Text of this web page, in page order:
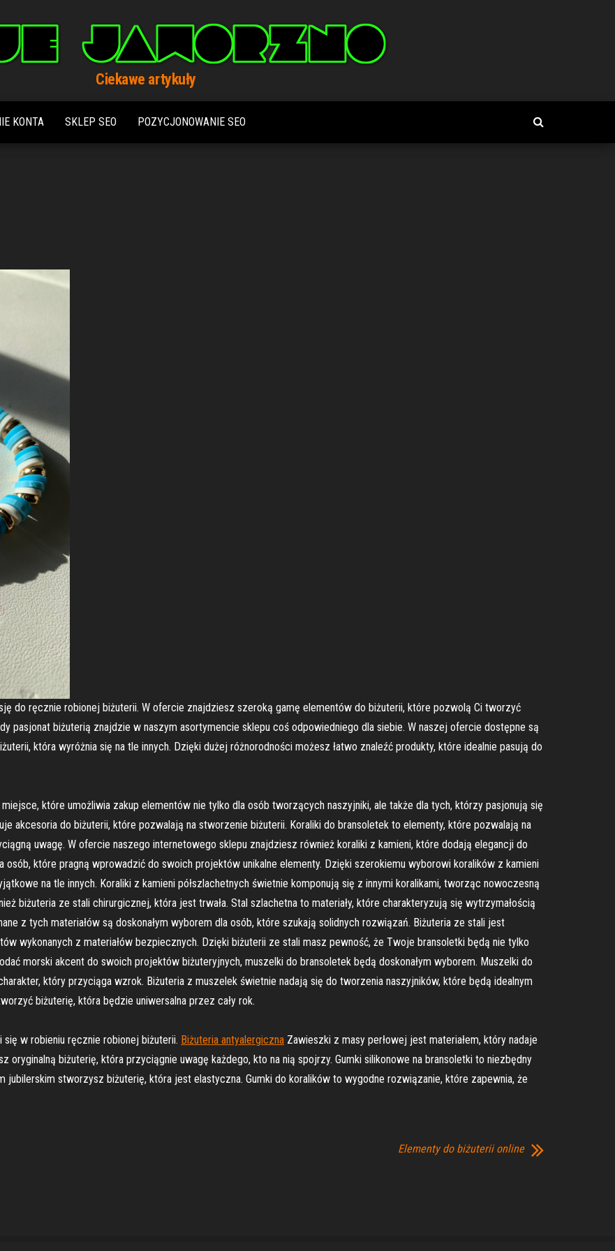
Ciekawe artykuły
KONTA SKLEP SEO POZYCJONOWANIE SEO
do ręcznie robionej biżuterii. W ofercie znajdziesz szeroką gamę elementów do biżuterii, które pozwolą Ci tworzyć
pasjonat biżuterią znajdzie w naszym asortymencie sklepu coś odpowiedniego dla siebie. W naszej ofercie dostępne są
która wyróżnia się na tle innych. Dzięki dużej różnorodności możesz łatwo znaleźć produkty, które idealnie pasują do
które umożliwia zakup elementów nie tylko dla osób tworzących naszyjniki, ale także dla tych, którzy pasjonują się
akcesoria do biżuterii, które pozwalają na stworzenie biżuterii. Koraliki do bransoletek to elementy, które pozwalają na
uwagę. W ofercie naszego internetowego sklepu znajdziesz również koraliki z kamieni, które dodają elegancji do
osób, które pragną wprowadzić do swoich projektów unikalne elementy. Dzięki szerokiemu wyborowi koralików z kamieni
na tle innych. Koraliki z kamieni półszlachetnych świetnie komponują się z innymi koralikami, tworząc nowoczesną
biżuteria ze stali chirurgicznej, która jest trwała. Stal szlachetna to materiały, które charakteryzują się wytrzymałością
z tych materiałów są doskonałym wyborem dla osób, które szukają solidnych rozwiązań. Biżuteria ze stali jest
wykonanych z materiałów bezpiecznych. Dzięki biżuterii ze stali masz pewność, że Twoje bransoletki będą nie tylko
morski akcent do swoich projektów biżuteryjnych, muszelki do bransoletek będą doskonałym wyborem. Muszelki do
który przyciąga wzrok. Biżuteria z muszelek świetnie nadają się do tworzenia naszyjników, które będą idealnym
biżuterię, która będzie uniwersalna przez cały rok.
się w robieniu ręcznie robionej biżuterii. Biżuteria antyalergiczna Zawieszki z masy perłowej jest materiałem, który nadaje
oryginalną biżuterię, która przyciągnie uwagę każdego, kto na nią spojrzy. Gumki silikonowe na bransoletki to niezbędny
stworzysz biżuterię, która jest elastyczna. Gumki do koralików to wygodne rozwiązanie, które zapewnia, że
Elementy do biżuterii online